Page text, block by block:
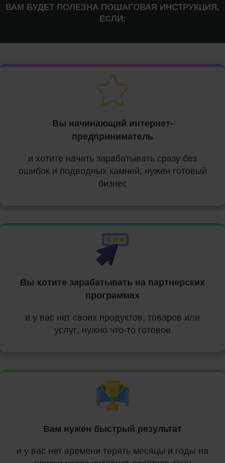
ВАМ БУДЕТ ПОЛЕЗНА ПОШАГОВАЯ ИНСТРУКЦИЯ,
ЕСЛИ:
Вы начинающий интернет-
предприниматель
и хотите начать зарабатывать сразу без
ошибок и подводных камней, нужен готовый
бизнес
Вы хотите зарабатывать на партнерских
программах
и у вас нет своих продуктов, товаров или
услуг, нужно что-то готовое
Вам нужен быстрый результат
и у вас нет времени терять месяцы и годы на